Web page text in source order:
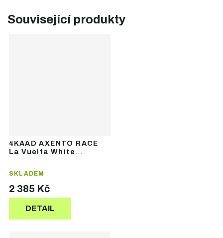
Související produkty
4KAAD AXENTO RACE
La Vuelta White
SKLADEM
2 385 Kč
DETAIL